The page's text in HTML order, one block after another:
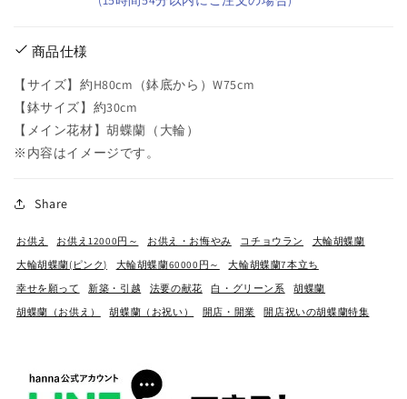
商品仕様
【サイズ】約H80cm（鉢底から）W75cm
【鉢サイズ】約30cm
【メイン花材】胡蝶蘭（大輪）
※内容はイメージです。
Share
お供え お供え12000円～ お供え・お悔やみ コチョウラン
大輪胡蝶蘭
大輪胡蝶蘭(ピンク)
大輪胡蝶蘭60000円～
大輪胡蝶蘭7本立ち
幸せを願って
新築・引越 法要の献花 白・グリーン系
胡蝶蘭
胡蝶蘭（お供え）
胡蝶蘭（お祝い） 開店・開業 開店祝いの胡蝶蘭特集